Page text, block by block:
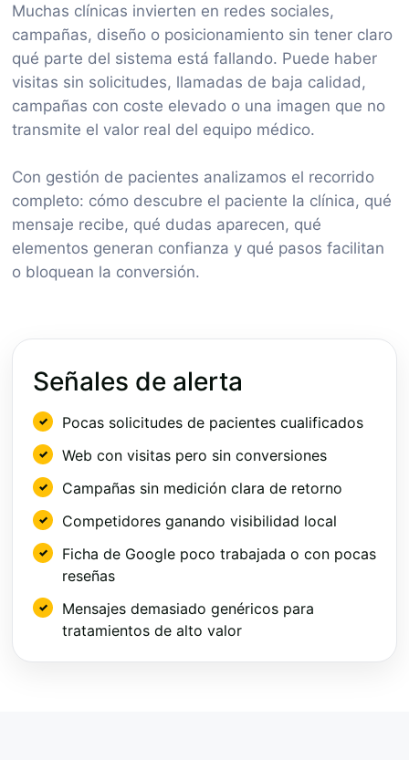
Muchas clínicas invierten en redes sociales,
campañas, diseño o posicionamiento sin tener claro
qué parte del sistema está fallando. Puede haber
visitas sin solicitudes, llamadas de baja calidad,
campañas con coste elevado o una imagen que no
transmite el valor real del equipo médico.
Con gestión de pacientes analizamos el recorrido
completo: cómo descubre el paciente la clínica, qué
mensaje recibe, qué dudas aparecen, qué
elementos generan confianza y qué pasos facilitan
o bloquean la conversión.
Señales de alerta
Pocas solicitudes de pacientes cualificados
Web con visitas pero sin conversiones
Campañas sin medición clara de retorno
Competidores ganando visibilidad local
Ficha de Google poco trabajada o con pocas
reseñas
Mensajes demasiado genéricos para
tratamientos de alto valor